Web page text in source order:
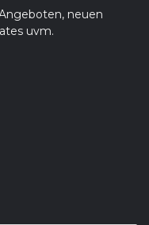
neuen
uvm.